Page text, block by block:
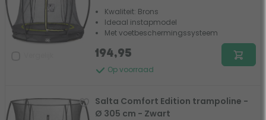
Kwaliteit: Brons
Ideaal instapmodel
Met voetbeschermingssysteem
Op voorraad
194,95
Salta Comfort Edition trampoline -
Ø 305 cm - Zwart